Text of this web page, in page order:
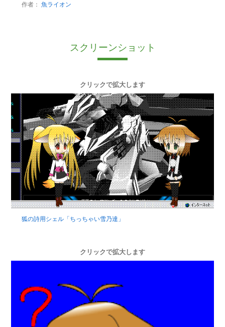
作者： 魚ライオン
スクリーンショット
クリックで拡大します
狐の詩用シェル「ちっちゃい雪乃達」
クリックで拡大します